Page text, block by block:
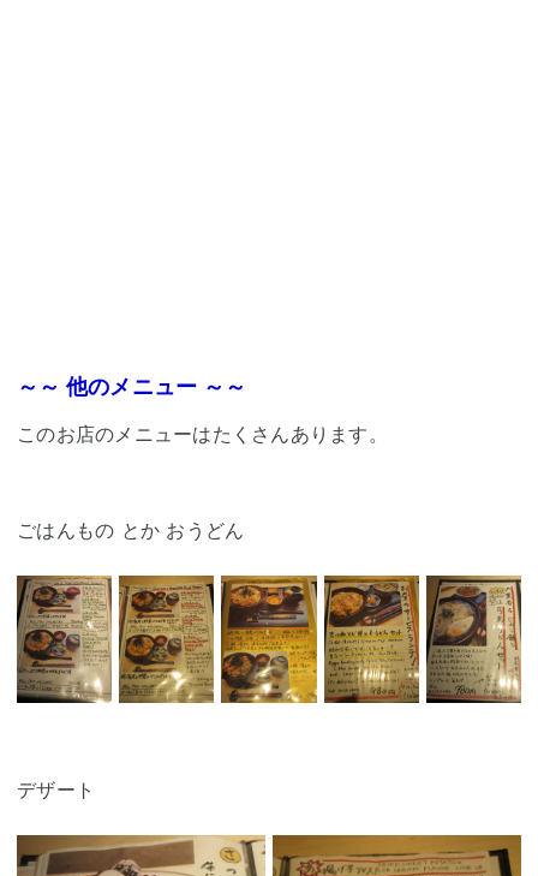
～～ 他のメニュー ～～
このお店のメニューはたくさんあります。
ごはんもの とか おうどん
デザート